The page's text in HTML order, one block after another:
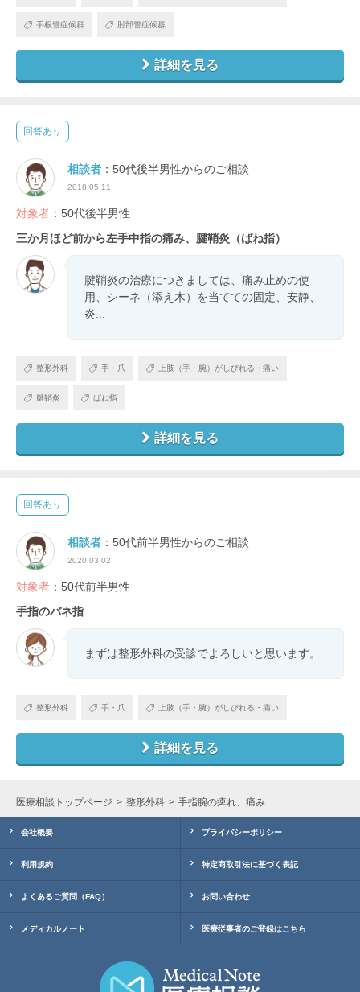
手根管症候群 肘部管症候群
詳細を見る
回答あり
相談者 ：50代後半男性からのご相談
2018.05.11
対象者 ：50代後半男性
三か月ほど前から左手中指の痛み、腱鞘炎（ばね指）
腱鞘炎の治療につきましては、痛み止めの使
用、シーネ（添え木）を当てての固定、安静、
炎...
整形外科 手・爪 上肢（手・腕）がしびれる・痛い
腱鞘炎 ばね指
詳細を見る
回答あり
相談者 ：50代前半男性からのご相談
2020.03.02
対象者 ：50代前半男性
手指のバネ指
まずは整形外科の受診でよろしいと思います。
整形外科 手・爪 上肢（手・腕）がしびれる・痛い
詳細を見る
医療相談トップページ 整形外科 手指腕の痺れ、痛み
会社概要 プライバシーポリシー
利用規約 特定商取引法に基づく表記
よくあるご質問（FAQ） お問い合わせ
メディカルノート 医療従事者のご登録はこちら